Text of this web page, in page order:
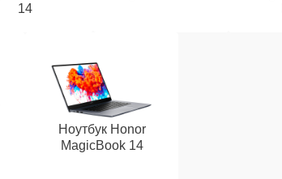
14
Ноутбук Honor
MagicBook 14